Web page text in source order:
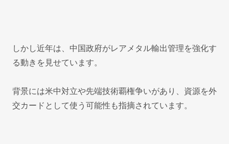
しかし近年は、中国政府がレアメタル輸出管理を強化す
る動きを見せています。
背景には米中対立や先端技術覇権争いがあり、資源を外
交カードとして使う可能性も指摘されています。